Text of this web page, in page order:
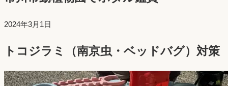
投
日：
2024年3月1日
トコジラミ（南京虫・ベッドバグ）対策